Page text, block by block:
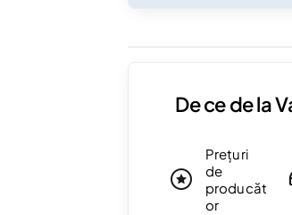
De ce de la
Prețuri
de
producăt
or